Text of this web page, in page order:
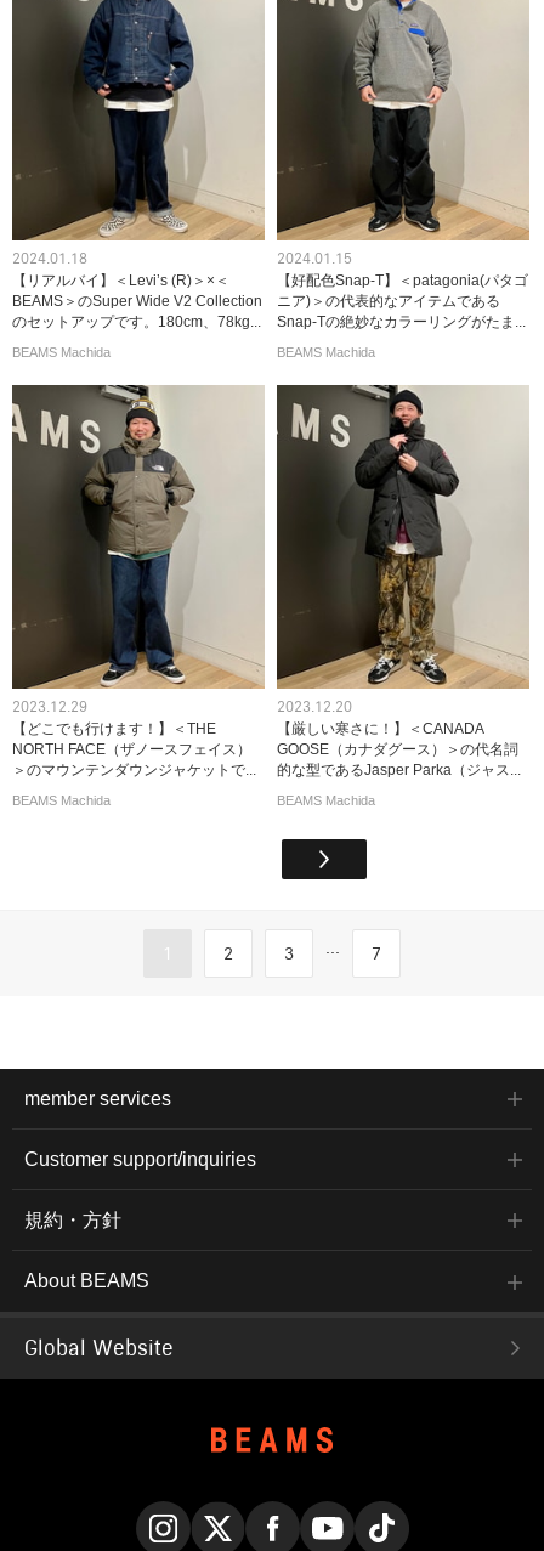
2024.01.18
【リアルバイ】＜Levi’s (R)＞×＜
BEAMS＞のSuper Wide V2 Collection
のセットアップです。180cm、78kg...
BEAMS Machida
2024.01.15
【好配色Snap-T】＜patagonia(パタゴ
ニア)＞の代表的なアイテムである
Snap-Tの絶妙なカラーリングがたま...
BEAMS Machida
2023.12.29
【どこでも行けます！】＜THE
NORTH FACE（ザノースフェイス）
＞のマウンテンダウンジャケットで...
BEAMS Machida
2023.12.20
【厳しい寒さに！】＜CANADA
GOOSE（カナダグース）＞の代名詞
的な型であるJasper Parka（ジャス...
BEAMS Machida
1 2 3 ... 7
member services
Customer support/inquiries
規約・方針
About BEAMS
Global Website